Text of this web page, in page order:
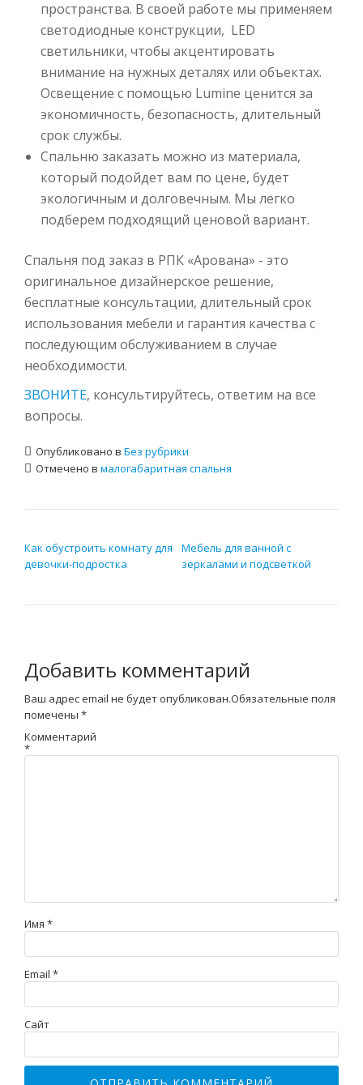
пространства. В своей работе мы применяем
светодиодные конструкции, LED
светильники, чтобы акцентировать
внимание на нужных деталях или объектах.
Освещение с помощью Lumine ценится за
экономичность, безопасность, длительный
срок службы.
Спальню заказать можно из материала,
который подойдет вам по цене, будет
экологичным и долговечным. Мы легко
подберем подходящий ценовой вариант.
Спальня под заказ в РПК «Арована» - это
оригинальное дизайнерское решение,
бесплатные консультации, длительный срок
использования мебели и гарантия качества с
последующим обслуживанием в случае
необходимости.
ЗВОНИТЕ, консультируйтесь, ответим на все
вопросы.
Опубликовано в Без рубрики
Отмечено в малогабаритная спальня
Как обустроить комнату для
девочки-подростка
Мебель для ванной с
зеркалами и подсветкой
Добавить комментарий
Ваш адрес email не будет опубликован.Обязательные поля
помечены *
Комментарий
*
Имя *
Email *
Сайт